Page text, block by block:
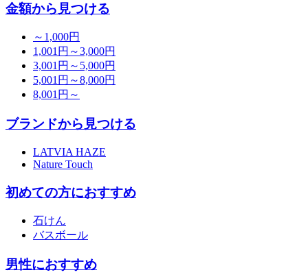
金額から見つける
～1,000円
1,001円～3,000円
3,001円～5,000円
5,001円～8,000円
8,001円～
ブランドから見つける
LATVIA HAZE
Nature Touch
初めての方におすすめ
石けん
バスボール
男性におすすめ